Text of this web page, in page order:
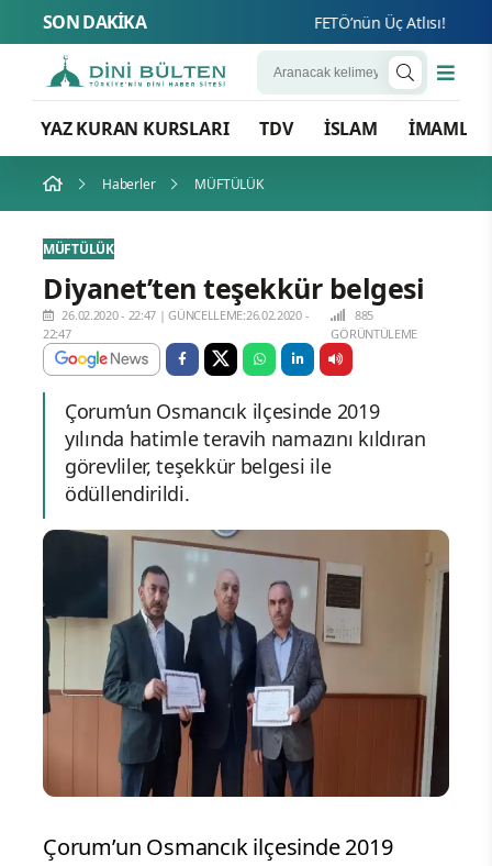
SON DAKİKA FETÖ’nün Üç Atlısı! Yeni
YAZ KURAN KURSLARI TDV İSLAM İMAMLAR
Haberler MÜFTÜLÜK
MÜFTÜLÜK
Diyanet’ten teşekkür belgesi
26.02.2020 - 22:47 |GÜNCELLEME:26.02.2020 -
22:47
885
GÖRÜNTÜLEME
Çorum’un Osmancık ilçesinde 2019
yılında hatimle teravih namazını kıldıran
görevliler, teşekkür belgesi ile
ödüllendirildi.
Çorum’un Osmancık ilçesinde 2019